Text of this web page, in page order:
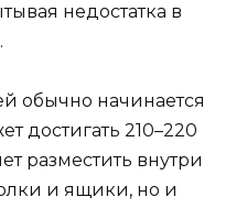
недостатка в
обычно начинается
достигать 210–220
разместить внутри
и ящики, но и